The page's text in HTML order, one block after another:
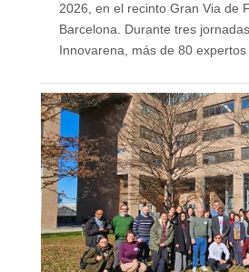
2026, en el recinto Gran Via de
Barcelona. Durante tres
Innovarena, más de 80 expertos